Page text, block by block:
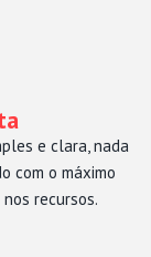
e clara, nada
com o máximo
recursos.